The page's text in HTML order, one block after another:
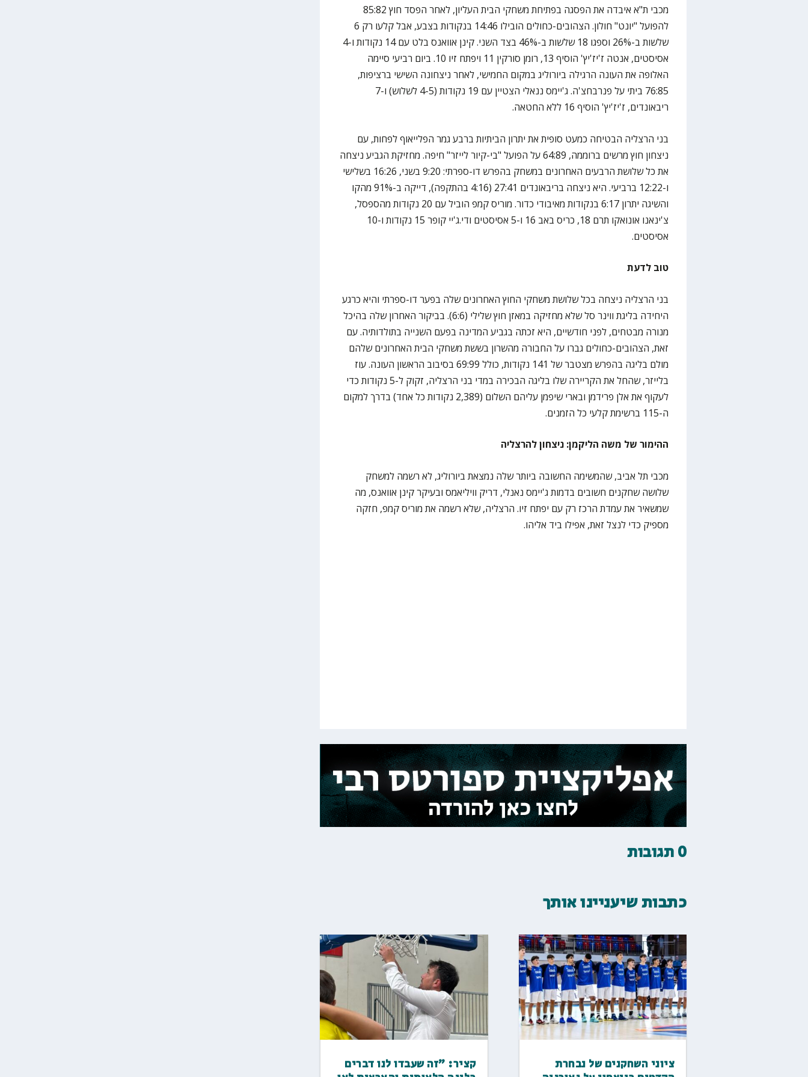
מכבי ת"א איבדה את הפסגה בפתיחת משחקי הבית העליון, לאחר הפסד חוץ 85:82
להפועל "יונט" חולון. הצהובים-כחולים הובילו 14:46 בנקודות בצבע, אבל קלעו רק 6
שלשות ב-26% וספגו 18 שלשות ב-46% בצד השני. קינן אוואנס בלט עם 14 נקודות ו-4
אסיסטים, אנטה ז'יז'יץ' הוסיף 13, רומן סורקין 11 ויפתח זיו 10. ביום רביעי סיימה
האלופה את העונה הרגילה ביורוליג במקום החמישי, לאחר ניצחונה השישי ברציפות,
76:85 ביתי על פנרבחצ'ה. ג'יימס ננאלי הצטיין עם 19 נקודות (4-5 לשלוש) ו-7
ריבאונדים, ז'יז'יץ' הוסיף 16 ללא החטאה.
בני הרצליה הבטיחה כמעט סופית את יתרון הביתיות ברבע גמר הפלייאוף לפחות, עם
ניצחון חוץ מרשים ברוממה, 64:89 על הפועל "בי-קיור לייזר" חיפה. מחזיקת הגביע ניצחה
את כל שלושת הרבעים האחרונים במשחק בהפרש דו-ספרתי: 9:20 בשני, 16:26 בשלישי
ו-12:22 ברביעי. היא ניצחה בריבאונדים 27:41 (4:16 בהתקפה), דייקה ב-91% מהקו
והשיגה יתרון 6:17 בנקודות מאיבודי כדור. מוריס קמפ הוביל עם 20 נקודות מהספסל,
צ'ינאנו אונואקו תרם 18, כריס באב 16 ו-5 אסיסטים ודי.ג'יי קופר 15 נקודות ו-10
אסיסטים.
טוב לדעת
בני הרצליה ניצחה בכל שלושת משחקי החוץ האחרונים שלה בפער דו-ספרתי והיא כרגע
היחידה בליגת ווינר סל שלא מחזיקה במאזן חוץ שלילי (6:6). בביקור האחרון שלה בהיכל
מנורה מבטחים, לפני חודשיים, היא זכתה בגביע המדינה בפעם השנייה בתולדותיה. עם
זאת, הצהובים-כחולים גברו על החבורה מהשרון בששת משחקי הבית האחרונים שלהם
מולם בליגה בהפרש מצטבר של 141 נקודות, כולל 69:99 בסיבוב הראשון העונה. עוז
בלייזר, שהחל את הקריירה שלו בליגה הבכירה במדי בני הרצליה, זקוק ל-5 נקודות כדי
לעקוף את אלן פרידמן ובארי שיפמן עליהם השלום (2,389 נקודות כל אחד) בדרך למקום
ה-115 ברשימת קלעי כל הזמנים.
ההימור של משה הליקמן: ניצחון להרצליה
מכבי תל אביב, שהמשימה החשובה ביותר שלה נמצאת ביורוליג, לא רשמה למשחק
שלושה שחקנים חשובים בדמות ג'יימס נאנלי, דריק וויליאמס ובעיקר קינן אוואנס, מה
שמשאיר את עמדת הרכז רק עם יפתח זיו. הרצליה, שלא רשמה את מוריס קמפ, חזקה
מספיק כדי לנצל זאת, אפילו ביד אליהו.
0 תגובות
כתבות שיעניינו אותך
קציר: "זה שעבדו לנו דברים
ציוני השחקנים של נבחרת